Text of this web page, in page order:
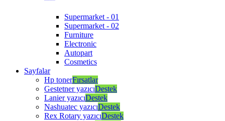
Supermarket - 01
Supermarket - 02
Furniture
Electronic
Autopart
Cosmetics
Sayfalar
Hp tonerFırsatlar
Gestetner yazıcıDestek
Lanier yazıcıDestek
Nashuatec yazıcıDestek
Rex Rotary yazıcıDestek